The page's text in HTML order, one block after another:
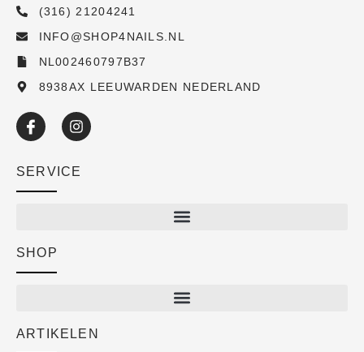
(316) 21204241
INFO@SHOP4NAILS.NL
NL002460797B37
8938AX LEEUWARDEN NEDERLAND
SERVICE
SHOP
ARTIKELEN